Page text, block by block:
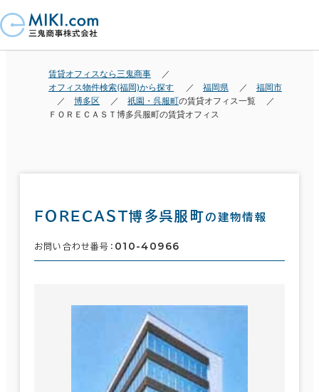
賃貸オフィスなら三鬼商事
オフィス物件検索(福岡)から探す
福岡県
福岡市
博多区
祇園・呉服町の賃貸オフィス一覧
ＦＯＲＥＣＡＳＴ博多呉服町の賃貸オフィス
ＦＯＲＥＣＡＳＴ博多呉服町 の建物情報
お問い合わせ番号： 010-40966